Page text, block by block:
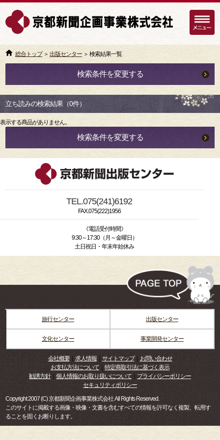
総合トップ＞出版センター ＞ 検索結果一覧
検索条件を変更する
立ち読みの検索結果（0件）
表示する商品がありません。
検索条件を変更する
TEL.075(241)6192
FAX.075(222)1956
《電話受付時間》
9:30～17:30（月～金曜日）
土日祝日・年末年始休み
旅行センター 出版センター
文化センター 事業開発センター
会社概要｜ 求人情報｜ サイトマップ｜ お問い合わせ
お支払方法について ｜ 特定商取引法に基づく表示
勧誘方針｜ 個人情報のお取り扱いについて ｜ プライバシーポリシー
セキュリティポリシー
Copyright 2007 (C) 京都新聞企画事業株式会社 All Rights Reserved.
このサイトに掲載する画像・映像・文書を含むすべての情報を許可なく複製、転用す
ることを固くお断りします。